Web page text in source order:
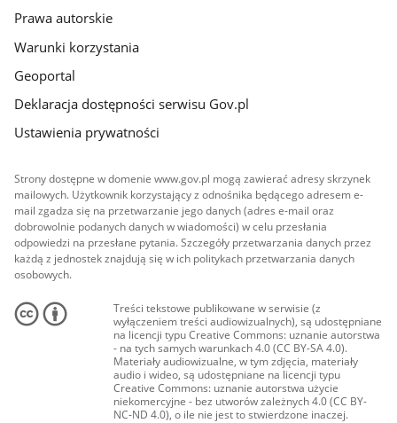
Prawa autorskie
Warunki korzystania
Geoportal
Deklaracja dostępności serwisu Gov.pl
Ustawienia prywatności
Strony dostępne w domenie www.gov.pl mogą zawierać adresy skrzynek
mailowych. Użytkownik korzystający z odnośnika będącego adresem e-
mail zgadza się na przetwarzanie jego danych (adres e-mail oraz
dobrowolnie podanych danych w wiadomości) w celu przesłania
odpowiedzi na przesłane pytania. Szczegóły przetwarzania danych przez
każdą z jednostek znajdują się w ich politykach przetwarzania danych
osobowych.
Treści tekstowe publikowane w serwisie (z
wyłączeniem treści audiowizualnych), są udostępniane
na licencji typu Creative Commons: uznanie autorstwa
- na tych samych warunkach 4.0 (CC BY-SA 4.0).
Materiały audiowizualne, w tym zdjęcia, materiały
audio i wideo, są udostępniane na licencji typu
Creative Commons: uznanie autorstwa użycie
niekomercyjne - bez utworów zależnych 4.0 (CC BY-
NC-ND 4.0), o ile nie jest to stwierdzone inaczej.